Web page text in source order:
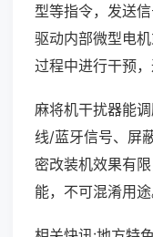
型等指令，发送
驱动内部微型电
过程中进行干预，
麻将机干扰器能
线/蓝牙信号、屏
密改装机效果有
能，不可混淆用途